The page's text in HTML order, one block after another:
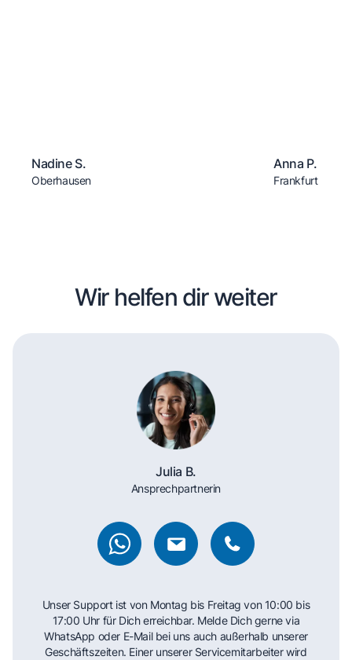
Nadine S.
Oberhausen
Anna P.
Frankfurt
Wir helfen dir weiter
Julia B.
Ansprechpartnerin
Unser Support ist von Montag bis Freitag von 10:00 bis
17:00 Uhr für Dich erreichbar. Melde Dich gerne via
WhatsApp oder E-Mail bei uns auch außerhalb unserer
Geschäftszeiten. Einer unserer Servicemitarbeiter wird